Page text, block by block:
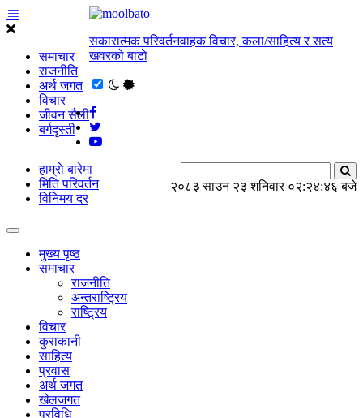
समाचार
राजनीति
अर्थ जगत
विचार
जीवन सैली
बर्गदृस्ती
सकारात्मक परिवर्तनवाहक विचार, कला/साहित्य र सत्य
खवरको बाटाे
२०८३ साउन २३ शनिवार ०२:२४:४७ बजे
हाम्राे बारेमा
मिति परिवर्तन
विनिमय दर
मुख्य पृष्ठ
समाचार
राजनीति
अन्तराष्ट्रिय
राष्ट्रिय
विचार
कुराकानी
साहित्य
प्रवास
अर्थ जगत
खेलजगत
प्रविधि